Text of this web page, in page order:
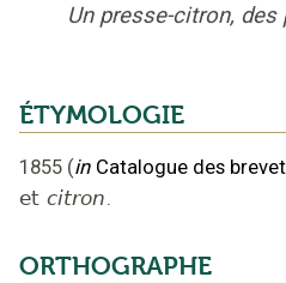
Un presse-citron,
ÉTYMOLOGIE
1855 (in Catalogue des
et citron.
ORTHOGRAPHE